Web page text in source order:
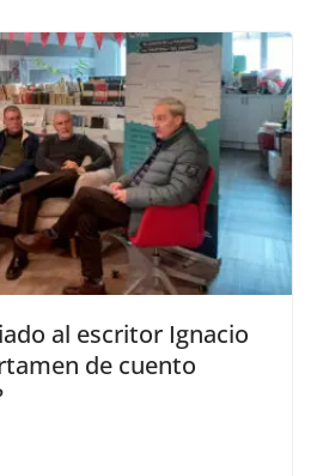
al escritor Ignacio
de cuento